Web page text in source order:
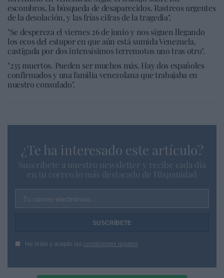
escombros, la búsqueda de desaparecidos. Rastreos urgentes
de la desolación, y las frías cifras de la tragedia".
"Se despereza el viernes 26 de junio y nos siguen llegando
los ecos del estupor en que aún está sumida Venezuela,
castigada por dos intensísimos terremotos uno tras otro".
"235 muertos. Pueden ser muchos más. Hay dos españoles
confirmados y una familia venezolana que trabajaba en
nuestro consulado".
¿Te ha interesado este artículo?
Suscríbete a nuestro newsletter y recibe cada dia
en tu correo lo más destacado de Hispanidad
Tu correo electrónico...
He leído y acepto las condiciones legales